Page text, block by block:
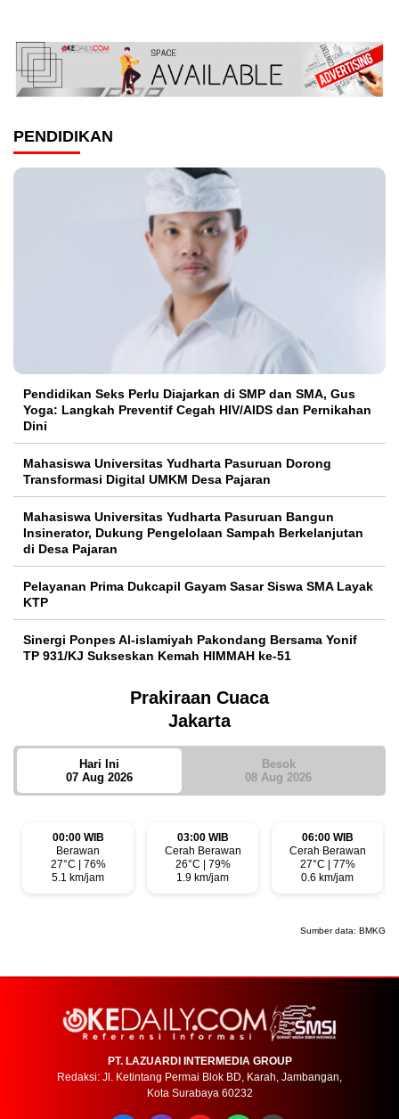
PENDIDIKAN
Pendidikan Seks Perlu Diajarkan di SMP dan SMA, Gus
Yoga: Langkah Preventif Cegah HIV/AIDS dan Pernikahan
Dini
Mahasiswa Universitas Yudharta Pasuruan Dorong
Transformasi Digital UMKM Desa Pajaran
Mahasiswa Universitas Yudharta Pasuruan Bangun
Insinerator, Dukung Pengelolaan Sampah Berkelanjutan
di Desa Pajaran
Pelayanan Prima Dukcapil Gayam Sasar Siswa SMA Layak
KTP
Sinergi Ponpes Al-islamiyah Pakondang Bersama Yonif
TP 931/KJ Sukseskan Kemah HIMMAH ke-51
Prakiraan Cuaca
Jakarta
Hari Ini
07 Aug 2026
Besok
08 Aug 2026
00:00 WIB
Berawan
27°C | 76%
5.1 km/jam
03:00 WIB
Cerah Berawan
26°C | 79%
1.9 km/jam
06:00 WIB
Cerah Berawan
27°C | 77%
0.6 km/jam
Sumber data: BMKG
PT. LAZUARDI INTERMEDIA GROUP
Redaksi: Jl. Ketintang Permai Blok BD, Karah, Jambangan,
Kota Surabaya 60232